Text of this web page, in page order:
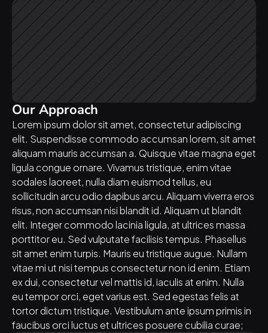
Our Approach
Lorem ipsum dolor sit amet, consectetur adipiscing
elit. Suspendisse commodo accumsan lorem, sit amet
aliquam mauris accumsan a. Quisque vitae magna eget
ligula congue ornare. Vivamus tristique, enim vitae
sodales laoreet, nulla diam euismod tellus, eu
sollicitudin arcu odio dapibus arcu. Aliquam viverra eros
risus, non accumsan nisi blandit id. Aliquam ut blandit
elit. Integer commodo lacinia ligula, at ultrices massa
porttitor eu. Sed vulputate facilisis tempus. Phasellus
sit amet enim turpis. Mauris eu tristique augue. Nullam
vitae mi ut nisi tempus consectetur non id enim. Etiam
ex dui, consectetur vel mattis id, iaculis at enim. Nulla
eu tempor orci, eget varius est. Sed egestas felis at
tortor dictum tristique. Vestibulum ante ipsum primis in
faucibus orci luctus et ultrices posuere cubilia curae;